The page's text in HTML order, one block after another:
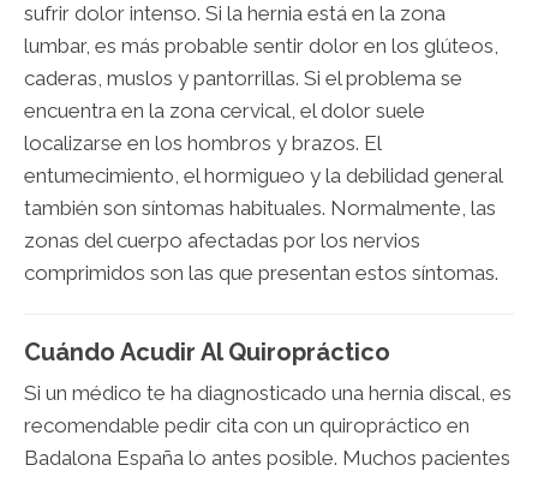
sufrir dolor intenso. Si la hernia está en la zona
lumbar, es más probable sentir dolor en los glúteos,
caderas, muslos y pantorrillas. Si el problema se
encuentra en la zona cervical, el dolor suele
localizarse en los hombros y brazos. El
entumecimiento, el hormigueo y la debilidad general
también son síntomas habituales. Normalmente, las
zonas del cuerpo afectadas por los nervios
comprimidos son las que presentan estos síntomas.
Cuándo Acudir Al Quiropráctico
Si un médico te ha diagnosticado una hernia discal, es
recomendable pedir cita con un quiropráctico en
Badalona España lo antes posible. Muchos pacientes